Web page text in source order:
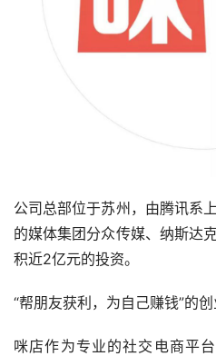
公司总部位于苏州，由腾讯系
的媒体集团分众传媒、纳斯达
积近2亿元的投资。
“帮朋友获利，为自己赚钱”的
咪店作为专业的社交电商平